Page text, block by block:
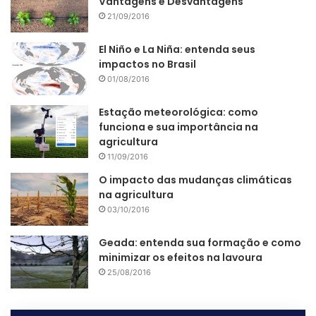
Benefícios da previsão do
tempo para a sua fazenda
Com uma previsão de tempo e um boletim meteorológico
específicos para a sua fazenda, o agricultor tem diversos
benefícios, e o principais são:
Alertas para eventuais eventos severos de tempo;
Fácil entendimento;
Maior previsibilidade;
Mais facilidade no planejamento das atividades da
fazenda;
Registro de ocorrência de eventos adversos;
21/09/2016
El Niño e La Niña: entenda seus
impactos no Brasil
01/08/2016
Estação meteorológica: como
funciona e sua importância na
agricultura
11/09/2016
O impacto das mudanças climáticas
na agricultura
03/10/2016
Geada: entenda sua formação e como
minimizar os efeitos na lavoura
25/08/2016